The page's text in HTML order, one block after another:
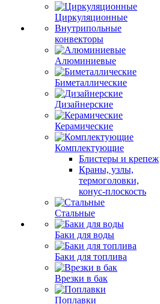
Циркуляционные
Внутрипольные
конвекторы
Алюминиевые
Биметаллические
Дизайнерские
Керамические
Комплектующие
Блистеры и крепеж
Краны, узлы,
термоголовки,
конус-плоскость
Стальные
Баки для воды
Баки для топлива
Врезки в бак
Поплавки